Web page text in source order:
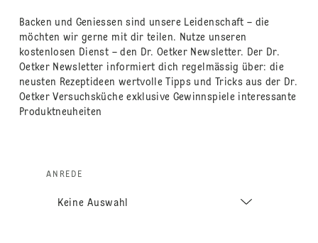
Backen und Geniessen sind unsere Leidenschaft – die
möchten wir gerne mit dir teilen. Nutze unseren
kostenlosen Dienst – den Dr. Oetker Newsletter. Der Dr.
Oetker Newsletter informiert dich regelmässig über: die
neusten Rezeptideen wertvolle Tipps und Tricks aus der Dr.
Oetker Versuchsküche exklusive Gewinnspiele interessante
Produktneuheiten
ANREDE